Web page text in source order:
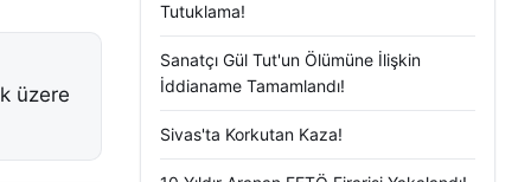
üzere
Tutuklama!
Sanatçı Gül Tut'un Ölümüne İlişkin
İddianame Tamamlandı!
Sivas'ta Korkutan Kaza!